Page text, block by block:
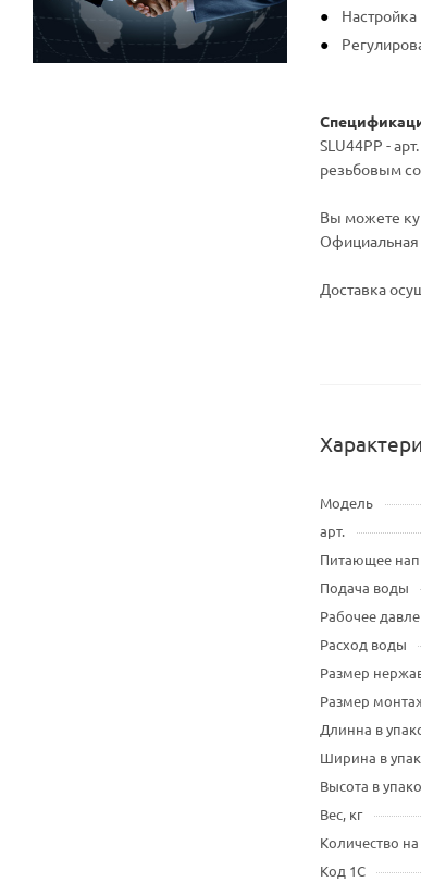
SLU44PP -
резьбовым
Вы можете
Официальная
Доставка
Модель
арт.
Питающее
Подача воды
Рабочее
Расход воды
Размер
Размер
Длинна в
Ширина в
Высота в
Вес, кг
Количество
Код 1С